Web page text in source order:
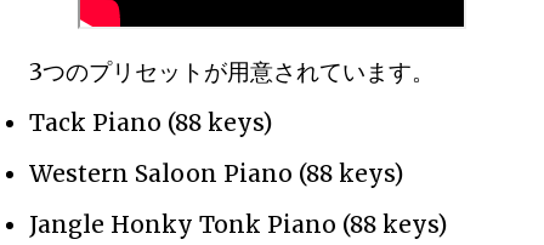
3つのプリセットが用意されています。
Tack Piano (88 keys)
Western Saloon Piano (88 keys)
Jangle Honky Tonk Piano (88 keys)